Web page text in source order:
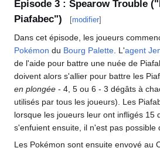
Épisode 3 : Spearow Trouble
Piafabec")
[modifier]
Dans cet épisode, les joueurs
Pokémon du Bourg Palette . L'agent
de l'aide pour battre une nuée de
doivent alors s'allier pour battre les
en plongée - 4, 5 ou 6 - 3 dégâts à
utilisés par tous les joueurs). Les
lorsque les joueurs leur ont infligés 15
s'enfuient ensuite, il n'est pas possible
Les Pokémon sont ensuite envoyé au